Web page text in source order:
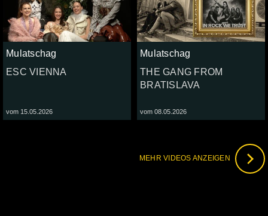
Mulatschag
ESC VIENNA
vom 15.05.2026
Mulatschag
THE GANG FROM
BRATISLAVA
vom 08.05.2026
MEHR VIDEOS ANZEIGEN